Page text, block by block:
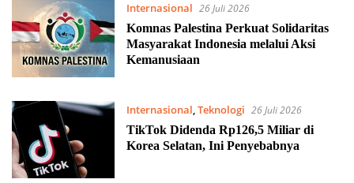
Internasional 26 Juli 2026
Komnas Palestina Perkuat Solidaritas
Masyarakat Indonesia melalui Aksi
Kemanusiaan
Internasional,Teknologi 26 Juli 2026
TikTok Didenda Rp126,5 Miliar di
Korea Selatan, Ini Penyebabnya